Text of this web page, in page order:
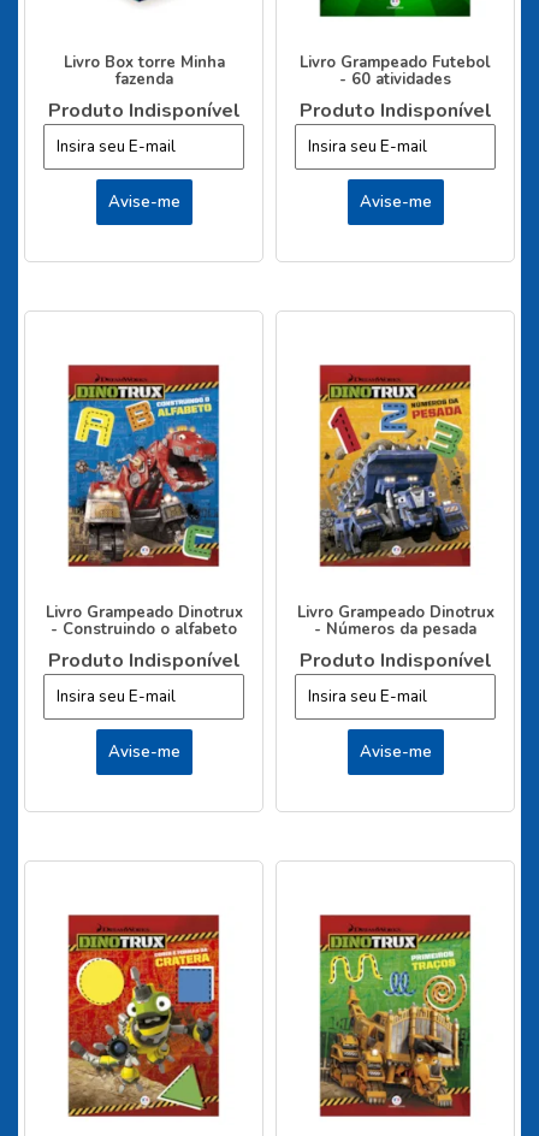
Livro Box torre Minha
fazenda
Produto Indisponível
Livro Grampeado Futebol
- 60 atividades
Produto Indisponível
Livro Grampeado Dinotrux
- Construindo o alfabeto
Produto Indisponível
Livro Grampeado Dinotrux
- Números da pesada
Produto Indisponível